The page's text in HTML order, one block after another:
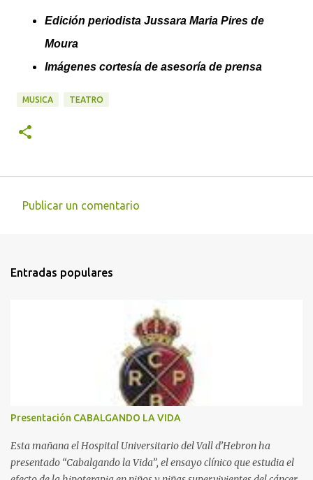
Edición periodista Jussara Maria Pires de
Moura
Imágenes cortesía de asesoría de prensa
MUSICA TEATRO
e
s
Publicar un comentario
Entradas populares
Presentación CABALGANDO LA VIDA
Esta mañana el Hospital Universitario del Vall d’Hebron ha
presentado “Cabalgando la Vida”, el ensayo clínico que estudia el